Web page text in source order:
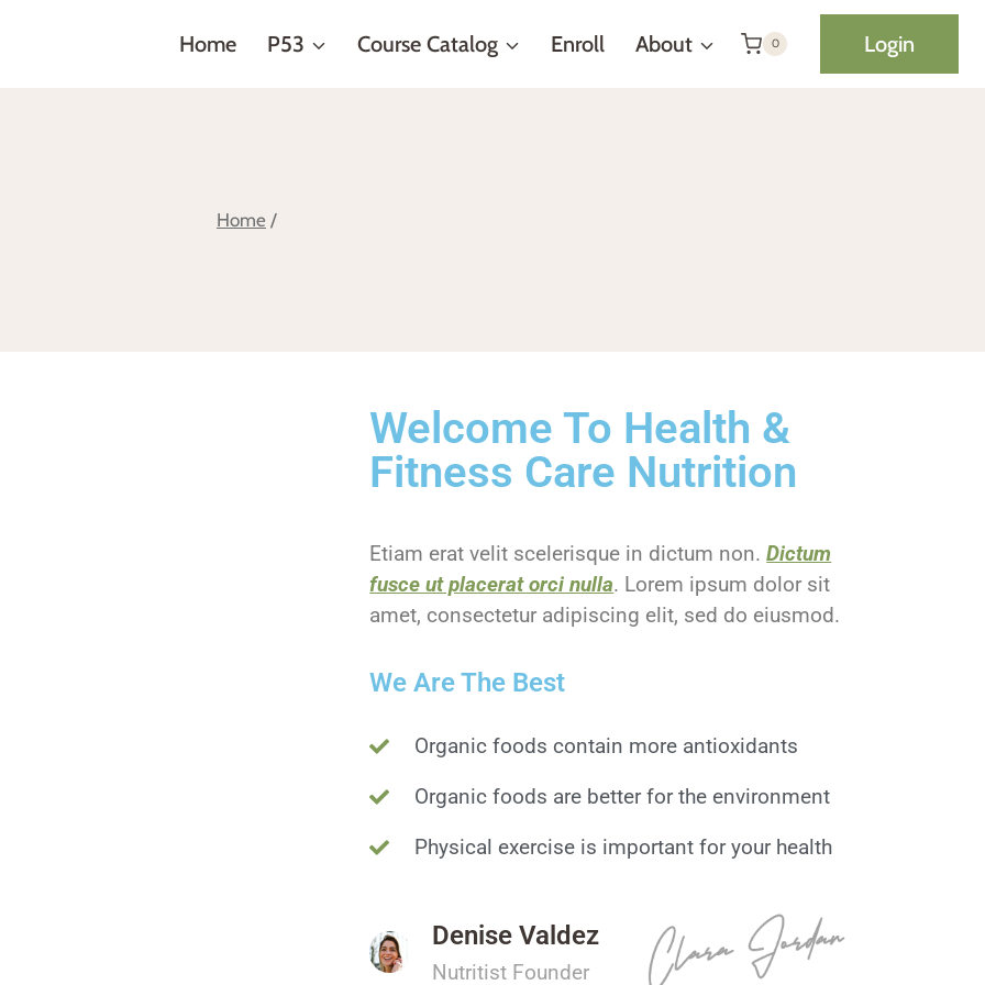
Home P53 Course Catalog Enroll About 0 Login
Home /
Welcome To Health &
Fitness Care Nutrition
Etiam erat velit scelerisque in dictum non.Dictum
fusce ut placerat orci nulla. Lorem ipsum dolor sit
amet, consectetur adipiscing elit, sed do eiusmod.
We Are The Best
Organic foods contain more antioxidants
Organic foods are better for the environment
Physical exercise is important for your health
Denise Valdez
Nutritist Founder